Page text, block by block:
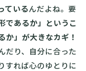
ているんだよね。要
であるか」というこ
か」が大きなカギ！
だり、自分に合った
すれば心のゆとりに